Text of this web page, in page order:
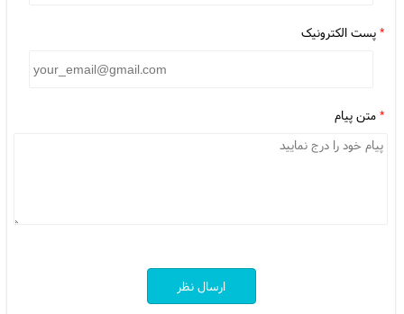
* پست الکترونیک
* متن پیام
ارسال نظر